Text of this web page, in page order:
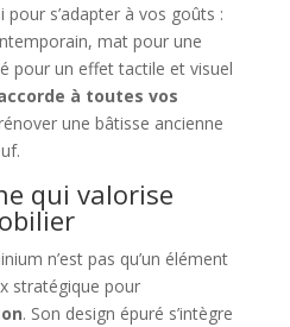
s’adapter à vos goûts :
mat pour une
pour un effet tactile et visuel
à toutes vos
rénover une bâtisse ancienne
qui valorise
n’est pas qu’un élément
stratégique pour
. Son design épuré s’intègre